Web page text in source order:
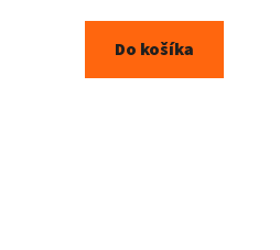
Do košíka